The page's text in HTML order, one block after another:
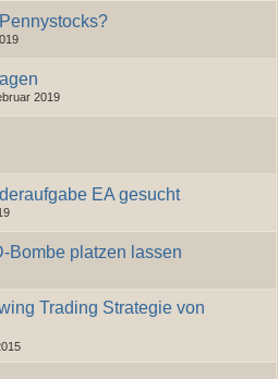
2019
EA gesucht
Bombe platzen lassen
Trading Strategie von